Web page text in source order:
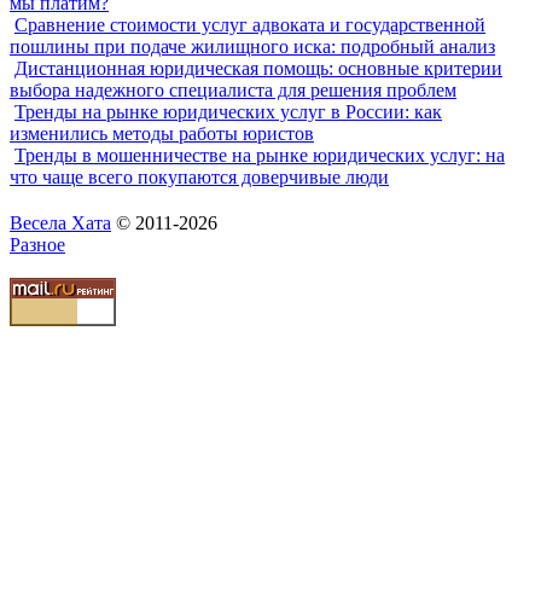
Сравнение стоимости услуг адвоката и государственной
пошлины при подаче жилищного иска: подробный анализ
Дистанционная юридическая помощь: основные критерии
выбора надежного специалиста для решения проблем
Тренды на рынке юридических услуг в России: как
изменились методы работы юристов
Тренды в мошенничестве на рынке юридических услуг: на
что чаще всего покупаются доверчивые люди
Весела Хата © 2011-2026
Разное